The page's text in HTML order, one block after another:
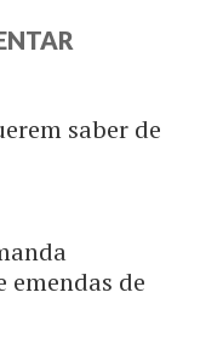
saber de
emendas de